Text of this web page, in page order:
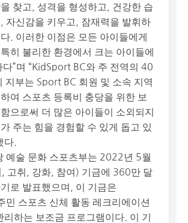
찾고, 성격을 형성하고, 건강한 습
자신감을 키우고, 잠재력을 발휘하
. 이러한 이점은 모든 아이들에게
히 불리한 환경에서 크는 아이들에
다”며 “KidSport BC와 주 전역의 40
지부는 Sport BC 회원 및 소속 지역
여 스포츠 등록비 충당을 위한 보
으로써 더 많은 아이들이 소외되지
주는 힘을 경험할 수 있게 돕고 있
다.
예술 문화 스포츠부는 2022년 5월
, 고취, 강화, 참여) 기금에 360만 달
로 발표했으며, 이 기금은
민 스포츠 신체 활동 레크리에이션
리하는 보조금 프로그램이다. 이 기